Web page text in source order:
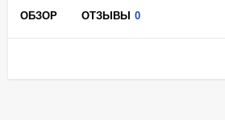
ОБЗОР ОТЗЫВЫ 0